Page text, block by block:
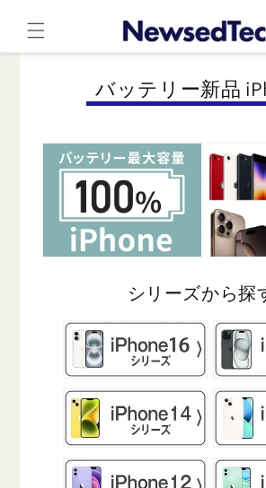
ンツに
進む
コ
レ
ク
シ
ョ
ン
:
バッテリー新品
シリーズから探